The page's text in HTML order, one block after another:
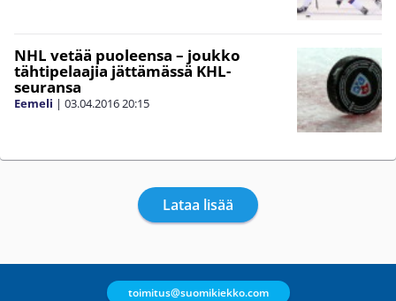
NHL vetää puoleensa – joukko
tähtipelaajia jättämässä KHL-
seuransa
Eemeli | 03.04.201620:15
Lataa lisää
toimitus@suomikiekko.com